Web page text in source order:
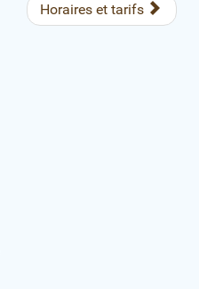
Horaires et tarifs